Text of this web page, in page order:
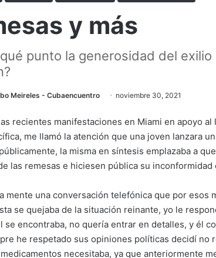
y más
punto la generosidad del
Meireles - Cubaencuentro noviembre 30, 2021
recientes manifestaciones en Miami en apoyo
me llamó la atención que una joven lanzara
la misma en síntesis emplazaba a
las remesas e hiciesen pública su inconformidad
mente una conversación telefónica que por esos
se quejaba de la situación reinante, yo le
se encontraba, no quería entrar en detalles, y él
he respetado sus opiniones políticas decidí no
necesitaba, ya que anteriormente